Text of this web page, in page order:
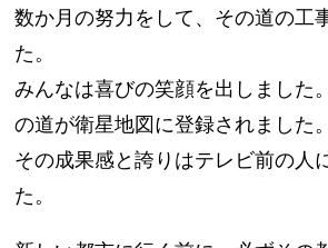
数か月の努力をして、その道の工
た。
みんなは喜びの笑顔を出しました
の道が衛星地図に登録されました。
その成果感と誇りはテレビ前の人
た。